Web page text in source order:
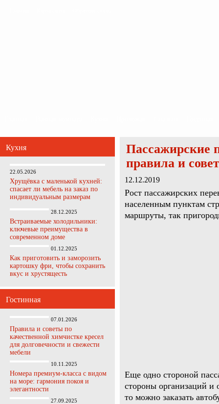
Кухня
22.05.2026
Хрущёвка с маленькой кухней:
спасает ли мебель на заказ по
индивидуальным размерам
28.12.2025
Встраиваемые холодильники:
ключевые преимущества в
современном доме
01.12.2025
Как приготовить и заморозить
картошку фри, чтобы сохранить
вкус и хрустящесть
Гостинная
07.01.2026
Правила и советы по
качественной химчистке кресел
для долговечности и свежести
мебели
10.11.2025
Номера премиум-класса с видом
на море: гармония покоя и
элегантности
27.09.2025
Пассажирские
правила и
12.12.2019
Рост пассажирских
населенным пунктам
маршруты, так
Еще одно стороной
стороны организаций и
то можно заказать